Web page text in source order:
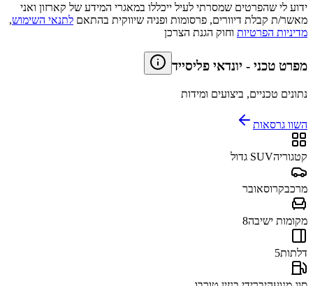
ידוע לי שהפרטים שמסרתי לעיל ייכללו במאגרי המידע של קארזון ואני
מאשר/ת קבלת דיוורים, פרסומות ופניה שיווקית בהתאם לתנאי השימוש,
מדיניות הפרטיות וחוק הגנת הצרכן
מפרט טכני - יונדאי פליסייד
נתונים טכניים, ביצועים ומידות
השוו גרסאות
קטגוריהSUV גדול
מרכבקרוסאובר
מקומות ישיבה8
דלתות5